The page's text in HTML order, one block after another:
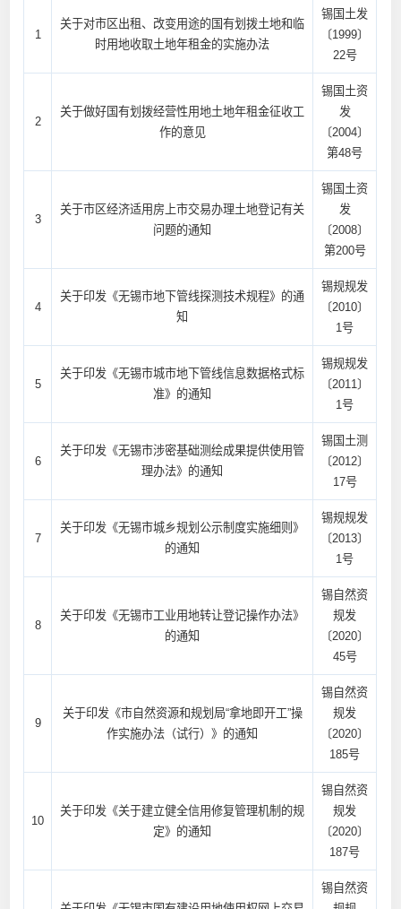
1
关于对市区出租、改变用途的国有划拨土地和临
时用地收取土地年租金的实施办法
锡国土发
〔1999〕
22号
2
关于做好国有划拨经营性用地土地年租金征收工
作的意见
锡国土资
发
〔2004〕
第48号
3
关于市区经济适用房上市交易办理土地登记有关
问题的通知
锡国土资
发
〔2008〕
第200号
4
关于印发《无锡市地下管线探测技术规程》的通
知
锡规规发
〔2010〕
1号
5
关于印发《无锡市城市地下管线信息数据格式标
准》的通知
锡规规发
〔2011〕
1号
6
关于印发《无锡市涉密基础测绘成果提供使用管
理办法》的通知
锡国土测
〔2012〕
17号
7
关于印发《无锡市城乡规划公示制度实施细则》
的通知
锡规规发
〔2013〕
1号
8
关于印发《无锡市工业用地转让登记操作办法》
的通知
锡自然资
规发
〔2020〕
45号
9
关于印发《市自然资源和规划局“拿地即开工”操
作实施办法（试行）》的通知
锡自然资
规发
〔2020〕
185号
10
关于印发《关于建立健全信用修复管理机制的规
定》的通知
锡自然资
规发
〔2020〕
187号
锡自然资